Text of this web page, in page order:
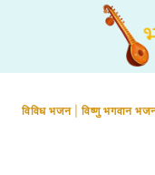
विविध भजन|विष्णु भगवान